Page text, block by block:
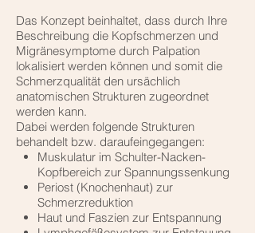
Das Konzept beinhaltet, dass durch Ihre
Beschreibung die Kopfschmerzen und
Migränesymptome durch Palpation
lokalisiert werden können und somit die
Schmerzqualität den ursächlich
anatomischen Strukturen zugeordnet
werden kann.
Dabei werden folgende Strukturen
behandelt bzw. daraufeingegangen:
Muskulatur im Schulter-Nacken-
Kopfbereich zur Spannungssenkung
Periost (Knochenhaut) zur
Schmerzreduktion
Haut und Faszien zur Entspannung